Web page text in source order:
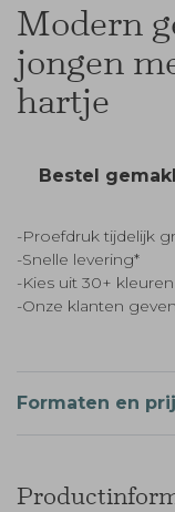
Modern
jongen
hartje
Bestel
-Proefdruk tijdelijk
-Snelle levering*
-Kies uit 30+
-Onze klanten
Formaten en